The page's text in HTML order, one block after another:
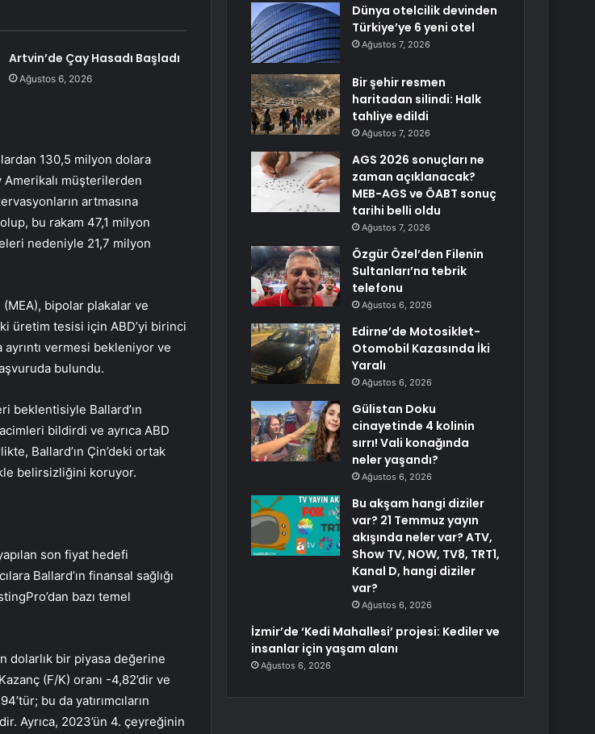
Artvin’de Çay Hasadı Başladı
Ağustos 6, 2026
130,5 milyon dolara
Amerikalı müşterilerden
artmasına
bu rakam 47,1 milyon
nedeniyle 21,7 milyon
bipolar plakalar ve
üretim tesisi için ABD’yi birinci
vermesi bekleniyor ve
bulundu.
beklentisiyle Ballard’ın
bildirdi ve ayrıca ABD
Ballard’ın Çin’deki ortak
belirsizliğini koruyor.
son fiyat hedefi
Ballard’ın finansal sağlığı
bazı temel
dolarlık bir piyasa değerine
(F/K) oranı -4,82’dir ve
bu da yatırımcıların
Ayrıca, 2023’ün 4. çeyreğinin
Dünya otelcilik devinden
Türkiye’ye 6 yeni otel
Ağustos 7, 2026
Bir şehir resmen
haritadan silindi: Halk
tahliye edildi
Ağustos 7, 2026
AGS 2026 sonuçları ne
zaman açıklanacak?
MEB-AGS ve ÖABT sonuç
tarihi belli oldu
Ağustos 7, 2026
Özgür Özel’den Filenin
Sultanları’na tebrik
telefonu
Ağustos 6, 2026
Edirne’de Motosiklet-
Otomobil Kazasında İki
Yaralı
Ağustos 6, 2026
Gülistan Doku
cinayetinde 4 kolinin
sırrı! Vali konağında
neler yaşandı?
Ağustos 6, 2026
Bu akşam hangi diziler
var? 21 Temmuz yayın
akışında neler var? ATV,
Show TV, NOW, TV8, TRT1,
Kanal D, hangi diziler
var?
Ağustos 6, 2026
İzmir’de ‘Kedi Mahallesi’ projesi: Kediler ve
insanlar için yaşam alanı
Ağustos 6, 2026